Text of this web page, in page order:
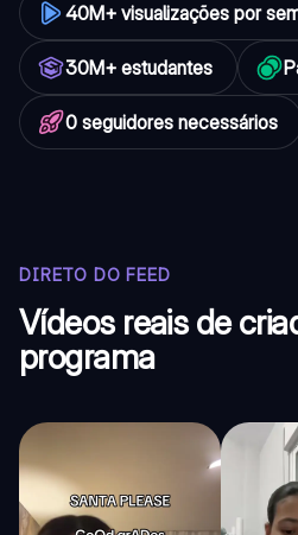
40M+ visualizações por
30M+ estudantes
0 seguidores necessários
DIRETO DO FEED
Vídeos reais de
programa